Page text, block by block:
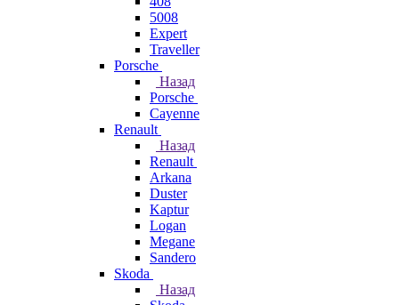
5008
Expert
Traveller
Porsche
Назад
Porsche
Cayenne
Renault
Назад
Renault
Arkana
Duster
Kaptur
Logan
Megane
Sandero
Skoda
Назад